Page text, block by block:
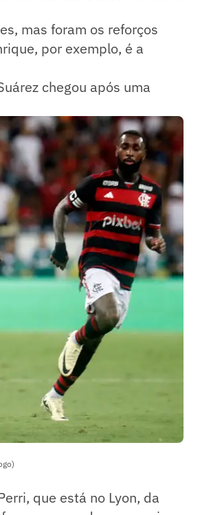
mas foram os reforços
por exemplo, é a
chegou após uma
que está no Lyon, da